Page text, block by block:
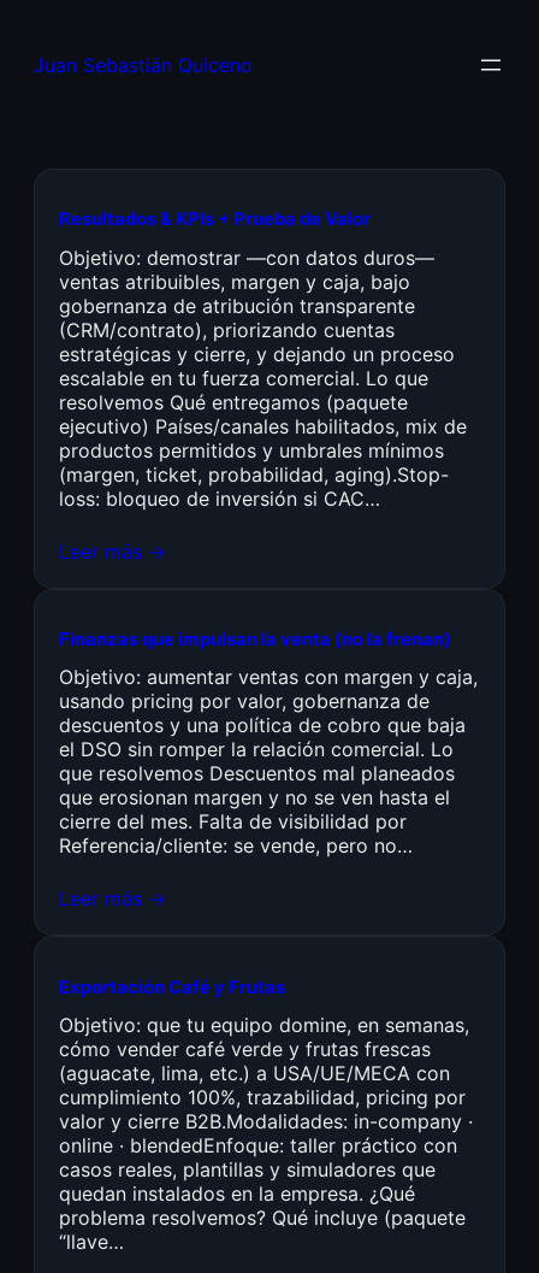
Juan Sebastián Quiceno
Resultados & KPIs + Prueba de Valor
Objetivo: demostrar —con datos duros—
ventas atribuibles, margen y caja, bajo
gobernanza de atribución transparente
(CRM/contrato), priorizando cuentas
estratégicas y cierre, y dejando un proceso
escalable en tu fuerza comercial. Lo que
resolvemos Qué entregamos (paquete
ejecutivo) Países/canales habilitados, mix de
productos permitidos y umbrales mínimos
(margen, ticket, probabilidad, aging).Stop-
loss: bloqueo de inversión si CAC…
Leer más →
Finanzas que impulsan la venta (no la frenan)
Objetivo: aumentar ventas con margen y caja,
usando pricing por valor, gobernanza de
descuentos y una política de cobro que baja
el DSO sin romper la relación comercial. Lo
que resolvemos Descuentos mal planeados
que erosionan margen y no se ven hasta el
cierre del mes. Falta de visibilidad por
Referencia/cliente: se vende, pero no…
Leer más →
Exportación Café y Frutas
Objetivo: que tu equipo domine, en semanas,
cómo vender café verde y frutas frescas
(aguacate, lima, etc.) a USA/UE/MECA con
cumplimiento 100%, trazabilidad, pricing por
valor y cierre B2B.Modalidades: in-company ·
online · blendedEnfoque: taller práctico con
casos reales, plantillas y simuladores que
quedan instalados en la empresa. ¿Qué
problema resolvemos? Qué incluye (paquete
“llave…